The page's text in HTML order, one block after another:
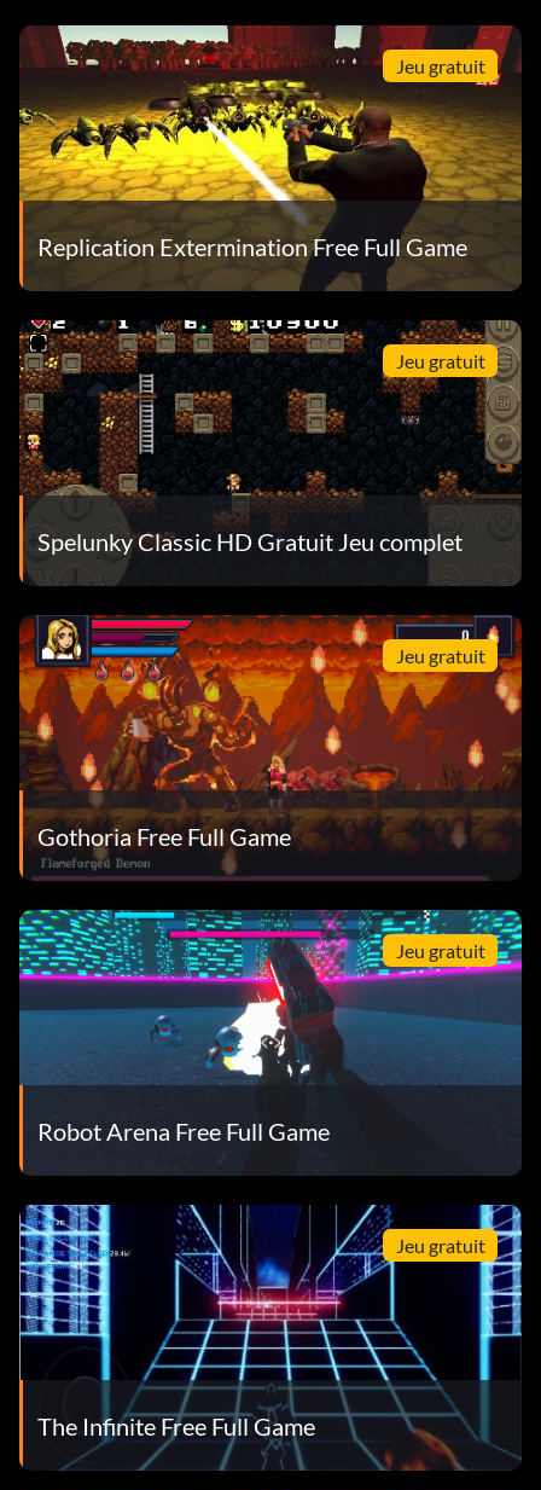
Jeu gratuit
Replication Extermination Free Full Game
Jeu gratuit
Spelunky Classic HD Gratuit Jeu complet
Jeu gratuit
Gothoria Free Full Game
Jeu gratuit
Robot Arena Free Full Game
Jeu gratuit
The Infinite Free Full Game